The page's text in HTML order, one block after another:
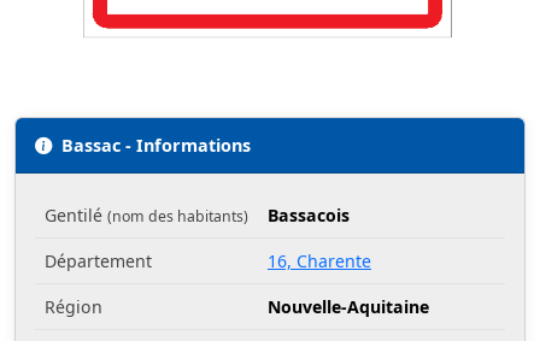
Bassac - Informations
Gentilé (nom des habitants)
Bassacois
Département
16, Charente
Région
Nouvelle-Aquitaine